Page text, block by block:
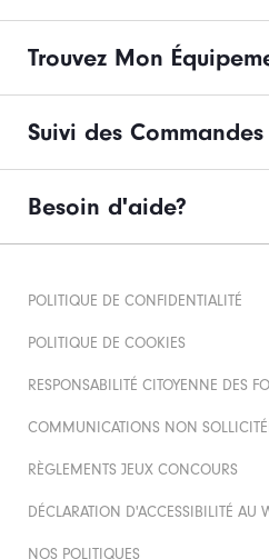
Trouvez Mon
Suivi des
Besoin d'aide?
POLITIQUE DE CONFIDENTIALITÉ
POLITIQUE DE COOKIES
RESPONSABILITÉ CITOYENNE DES
COMMUNICATIONS NON
RÈGLEMENTS JEUX CONCOURS
DÉCLARATION D'ACCESSIBILITÉ AU
NOS POLITIQUES